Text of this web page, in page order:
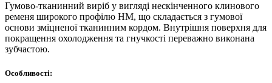
Гумово-тканинний виріб у вигляді нескінченного клинового
ременя широкого профілю HM, що складається з гумової
основи зміцненої тканинним кордом. Внутрішня поверхня для
покращення охолодження та гнучкості переважно виконана
зубчастою.
Особливості: